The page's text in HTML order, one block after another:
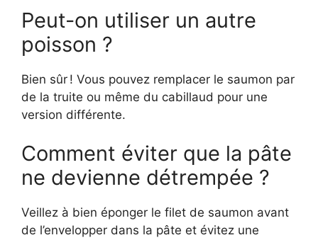
Peut-on utiliser un autre
poisson ?
Bien sûr ! Vous pouvez remplacer le saumon par
de la truite ou même du cabillaud pour une
version différente.
Comment éviter que la pâte
ne devienne détrempée ?
Veillez à bien éponger le filet de saumon avant
de l’envelopper dans la pâte et évitez une